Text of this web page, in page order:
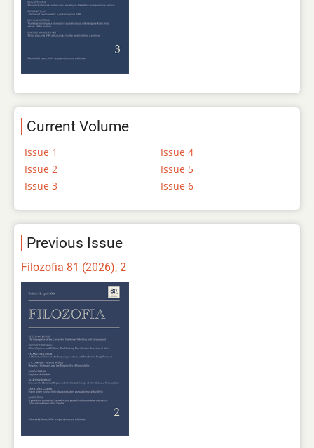
Current Volume
Issue 1
Issue 2
Issue 3
Issue 4
Issue 5
Issue 6
Previous Issue
Filozofia 81 (2026), 2